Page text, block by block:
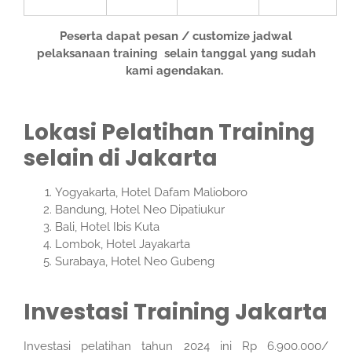
Peserta dapat pesan / customize jadwal
pelaksanaan training selain tanggal yang sudah
kami agendakan.
Lokasi Pelatihan Training
selain di Jakarta
Yogyakarta, Hotel Dafam Malioboro
Bandung, Hotel Neo Dipatiukur
Bali, Hotel Ibis Kuta
Lombok, Hotel Jayakarta
Surabaya, Hotel Neo Gubeng
Investasi Training Jakarta
Investasi pelatihan tahun 2024 ini Rp 6.900.000/